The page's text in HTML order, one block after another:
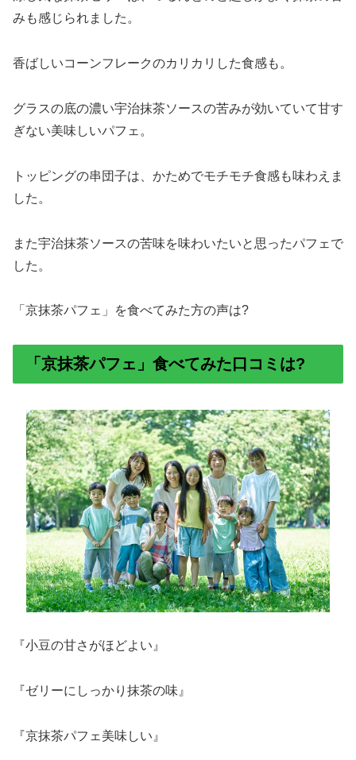
みも感じられました。
香ばしいコーンフレークのカリカリした食感も。
グラスの底の濃い宇治抹茶ソースの苦みが効いていて甘す
ぎない美味しいパフェ。
トッピングの串団子は、かためでモチモチ食感も味わえま
した。
また宇治抹茶ソースの苦味を味わいたいと思ったパフェで
した。
「京抹茶パフェ」を食べてみた方の声は?
「京抹茶パフェ」食べてみた口コミは?
『小豆の甘さがほどよい』
『ゼリーにしっかり抹茶の味』
『京抹茶パフェ美味しい』